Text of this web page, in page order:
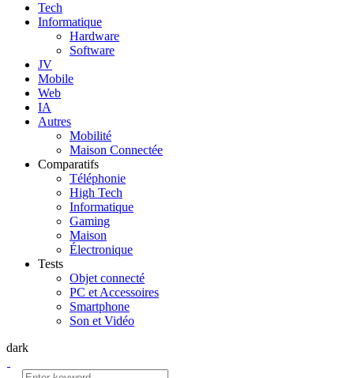
Tech
Informatique
Hardware
Software
JV
Mobile
Web
IA
Autres
Mobilité
Maison Connectée
Comparatifs
Téléphonie
High Tech
Informatique
Gaming
Maison
Électronique
Tests
Objet connecté
PC et Accessoires
Smartphone
Son et Vidéo
dark